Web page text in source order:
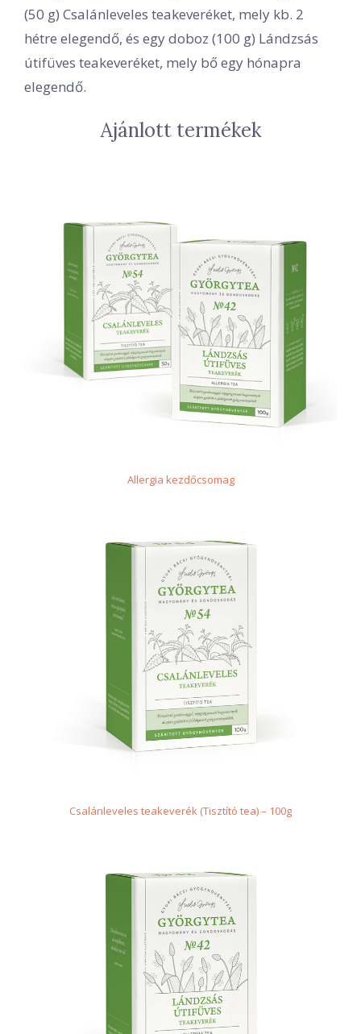
(50 g) Csalánleveles teakeveréket, mely kb. 2
hétre elegendő, és egy doboz (100 g) Lándzsás
útifüves teakeveréket, mely bő egy hónapra
elegendő.
Ajánlott termékek
Allergia kezdőcsomag
Csalánleveles teakeverék (Tisztító tea) – 100g